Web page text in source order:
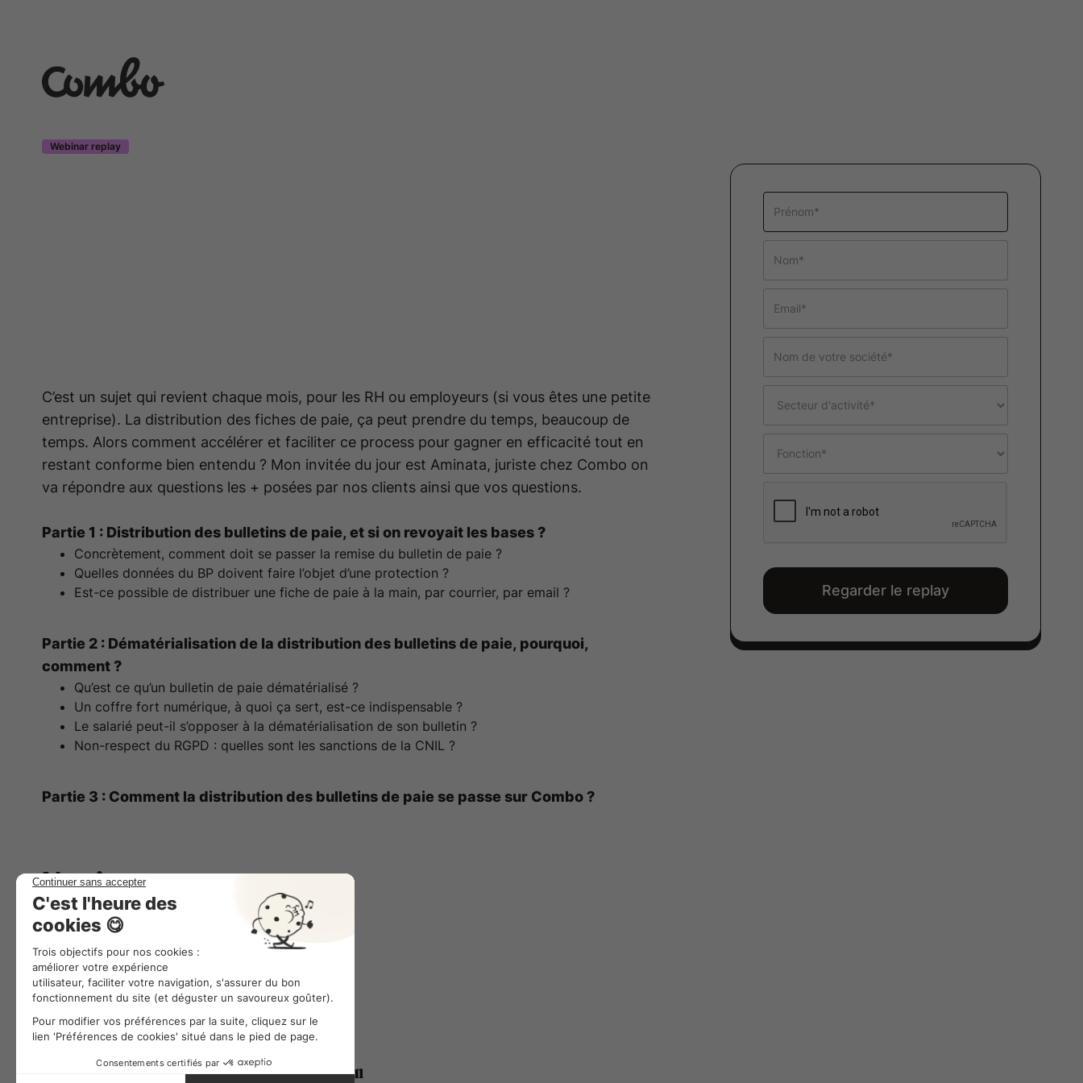
Webinar replay
C’est un sujet qui revient chaque mois, pour les RH ou employeurs (si vous êtes une petite
entreprise). La distribution des fiches de paie, ça peut prendre du temps, beaucoup de
temps. Alors comment accélérer et faciliter ce process pour gagner en efficacité tout en
restant conforme bien entendu ? Mon invitée du jour est Aminata, juriste chez Combo on
va répondre aux questions les + posées par nos clients ainsi que vos questions.
Partie 1 : Distribution des bulletins de paie, et si on revoyait les bases ?
Concrètement, comment doit se passer la remise du bulletin de paie ?
Quelles données du BP doivent faire l’objet d’une protection ?
Est-ce possible de distribuer une fiche de paie à la main, par courrier, par email ?
Partie 2 : Dématérialisation de la distribution des bulletins de paie, pourquoi,
comment ?
Qu’est ce qu’un bulletin de paie dématérialisé ?
Un coffre fort numérique, à quoi ça sert, est-ce indispensable ?
Le salarié peut-il s’opposer à la dématérialisation de son bulletin ?
Non-respect du RGPD : quelles sont les sanctions de la CNIL ?
Partie 3 : Comment la distribution des bulletins de paie se passe sur Combo ?
Nos intervenants
Aminata Kantao
Juriste chez Combo
+10 000 équipes utilisent Combo au quotidien